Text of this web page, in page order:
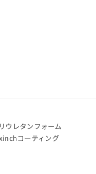
ウレタンフォーム
コーティング